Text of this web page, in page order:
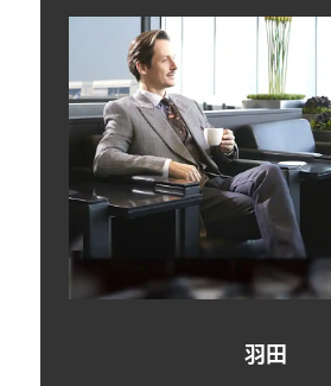
羽田